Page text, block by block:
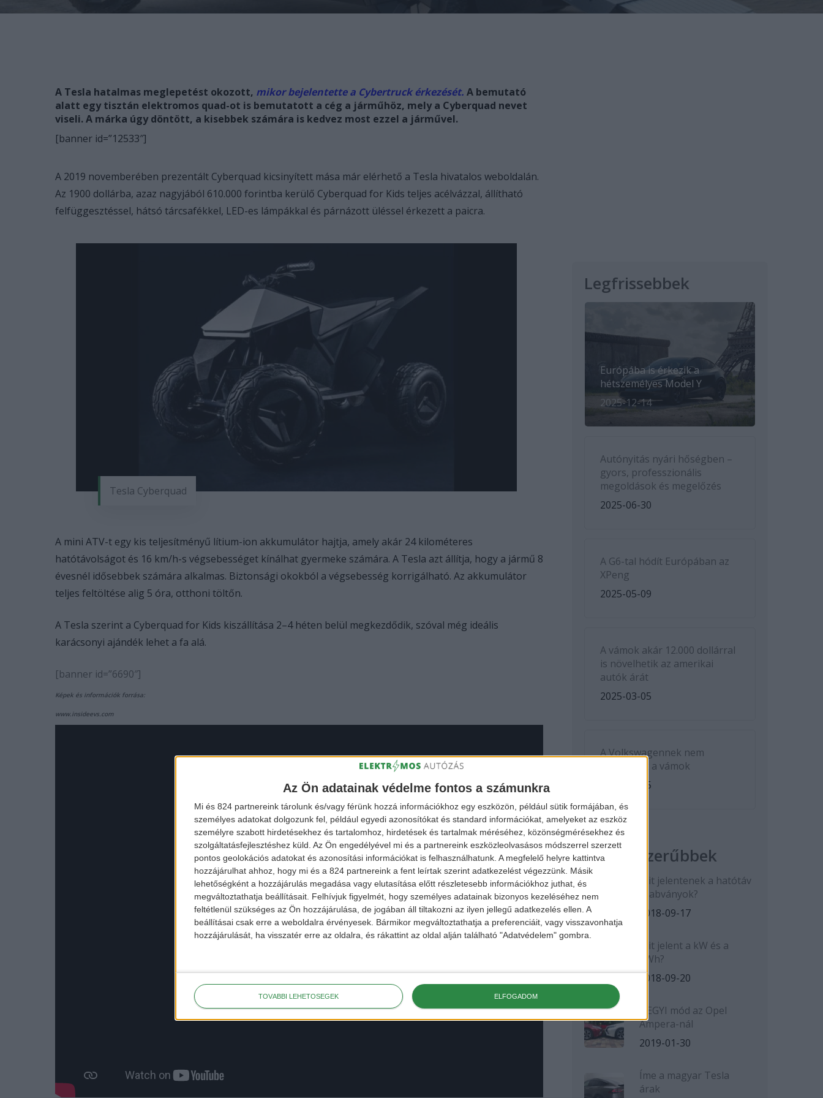
Az Ön adatainak védelme fontos a számunkra
Mi és 824 partnereink tárolunk és/vagy férünk hozzá információkhoz egy eszközön, például sütik formájában, és
személyes adatokat dolgozunk fel, például egyedi azonosítókat és standard információkat, amelyeket az eszköz
személyre szabott hirdetésekhez és tartalomhoz, hirdetések és tartalmak méréséhez, közönségmérésekhez és
szolgáltatásfejlesztéshez küld. Az Ön engedélyével mi és a partnereink eszközleolvasásos módszerrel szerzett
pontos geolokációs adatokat és azonosítási információkat is felhasználhatunk. A megfelelő helyre kattintva
hozzájárulhat ahhoz, hogy mi és a 824 partnereink a fent leírtak szerint adatkezelést végezzünk. Másik
lehetőségként a hozzájárulás megadása vagy elutasítása előtt részletesebb információkhoz juthat, és
megváltoztathatja beállításait. Felhívjuk figyelmét, hogy személyes adatainak bizonyos kezeléséhez nem
feltétlenül szükséges az Ön hozzájárulása, de jogában áll tiltakozni az ilyen jellegű adatkezelés ellen. A
beállításai csak erre a weboldalra érvényesek. Bármikor megváltoztathatja a preferenciáit, vagy visszavonhatja
hozzájárulását, ha visszatér erre az oldalra, és rákattint az oldal alján található "Adatvédelem" gombra.
TOVÁBBI LEHETŐSÉGEK ELFOGADOM
A Tesla hatalmas meglepetést okozott, mikor bejelentette a Cybertruck érkezését. A bemutató
alatt egy tisztán elektromos quad-ot is bemutatott a cég a járműhöz, mely a Cyberquad nevet
viseli. A márka úgy döntött, a kisebbek számára is kedvez most ezzel a járművel.
[banner id=”12533″]
A 2019 novemberében prezentált Cyberquad kicsinyített mása már elérhető a Tesla hivatalos weboldalán.
Az 1900 dollárba, azaz nagyjából 610.000 forintba kerülő Cyberquad for Kids teljes acélvázzal, állítható
felfüggesztéssel, hátsó tárcsafékkel, LED-es lámpákkal és párnázott üléssel érkezett a paicra.
Tesla Cyberquad
A mini ATV-t egy kis teljesítményű lítium-ion akkumulátor hajtja, amely akár 24 kilométeres
hatótávolságot és 16 km/h-s végsebességet kínálhat gyermeke számára. A Tesla azt állítja, hogy a jármű 8
évesnél idősebbek számára alkalmas. Biztonsági okokból a végsebesség korrigálható. Az akkumulátor
teljes feltöltése alig 5 óra, otthoni töltőn.
A Tesla szerint a Cyberquad for Kids kiszállítása 2–4 héten belül megkezdődik, szóval még ideális
karácsonyi ajándék lehet a fa alá.
[banner id=”6690″]
Képek és információk forrása:
www.insideevs.com
Legfrissebbek
Európába is érkezik a
hétszemélyes Model Y
2025-12-14
Autónyitás nyári hőségben –
gyors, professzionális
megoldások és megelőzés
2025-06-30
A G6-tal hódít Európában az
XPeng
2025-05-09
A vámok akár 12.000 dollárral
is növelhetik az amerikai
autók árát
2025-03-05
A Volkswagennek nem
kedveznek a vámok
2025-03-05
Legnépszerűbbek
Mit jelentenek a hatótáv
szabványok?
2018-09-17
Mit jelent a kW és a
kWh?
2018-09-20
HEGYI mód az Opel
Ampera-nál
2019-01-30
Íme a magyar Tesla
árak